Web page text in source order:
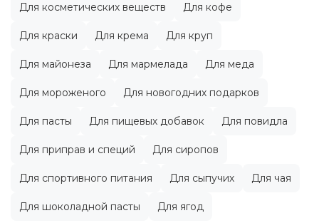
Для косметических веществ Для кофе
Для краски Для крема Для круп
Для майонеза Для мармелада Для меда
Для мороженого Для новогодних подарков
Для пасты Для пищевых добавок Для повидла
Для приправ и специй Для сиропов
Для спортивного питания Для сыпучих Для чая
Для шоколадной пасты Для ягод